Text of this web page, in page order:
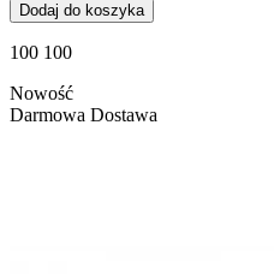
Dodaj do koszyka
100 100
Nowość
Darmowa Dostawa